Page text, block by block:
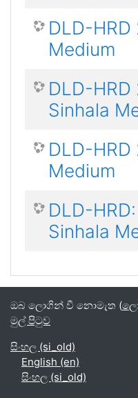
DLD-
Medium
DLD-
Sinhala
DLD-
Medium
DLD-
Sinhala
ඔබ ලොගින් වී නොමැත (
මුල් පිටුව
සිංහල ‎(si_old)‎
English ‎(en)‎
සිංහල ‎(si_old)‎